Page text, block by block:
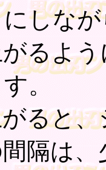
しな
るよ
。
ると、
隔は